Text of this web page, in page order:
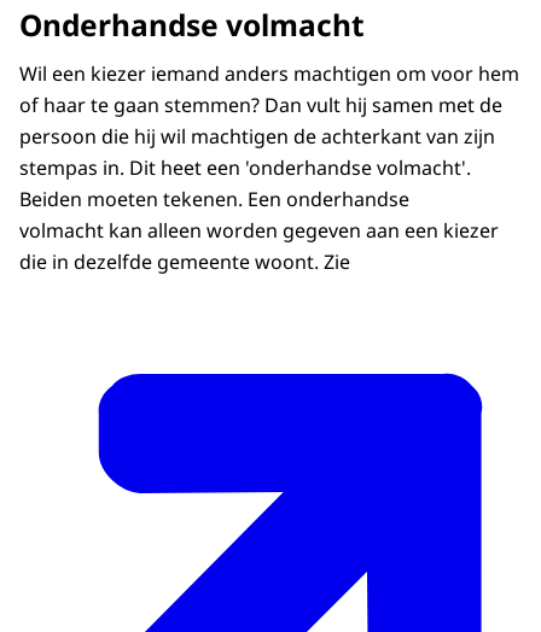
Download
Ondertiteling
793 kB KB
Download
Audiobeschrijving
mp3 3,3 MB MB
iets in. Op een bord staat de tekst: Ingang
een stembus. Een man loopt naar een huis.
Voice-over:)
RUSTIGE MUZIEK
VOICE-OVER: In Nederland kan een kiezer
die zelf niet kan stemmen bij een
verkiezing, bijvoorbeeld omdat hij ziek is of
(Een vrouw sluit haar voordeur. Beeldtekst:
DE RUSTIGE MUZIEK SPEELT VERDER
Leo gaat op vakantie. Hij heeft zijn
buurvrouw Claudia gevraagd om voor hem
te gaan stemmen. Om bij volmacht voor
Leo te kunnen stemmen, moet het
Onderhandse volmacht
Wil een kiezer iemand anders machtigen om voor hem
of haar te gaan stemmen? Dan vult hij samen met de
persoon die hij wil machtigen de achterkant van zijn
stempas in. Dit heet een 'onderhandse volmacht'.
Beiden moeten tekenen. Een onderhandse
volmacht kan alleen worden gegeven aan een kiezer
die in dezelfde gemeente woont. Zie